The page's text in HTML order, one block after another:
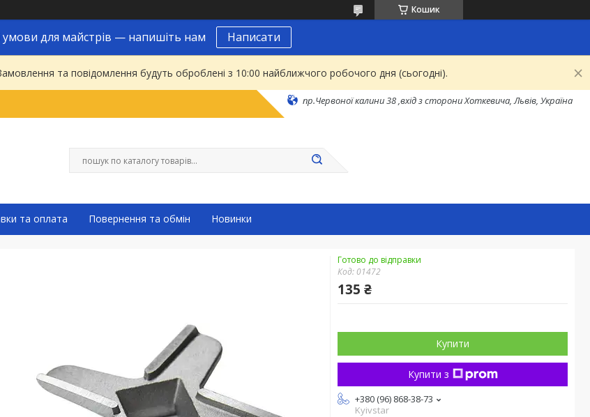
Кошик
умови для майстрів — напишіть нам Написати
та повідомлення будуть оброблені з 10:00 найближчого робочого дня (сьогодні).
пр.Червоної калини 38 ,вхід з сторони Хоткевича, Львів, Україна
та оплата Повернення та обмін Новинки
Готово до відправки
Код: 01472
135 ₴
Купити
Купити з
+380 (96) 868-38-73
Kyivstar